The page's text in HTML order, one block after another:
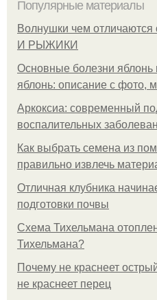
Популярные материалы
Волнушки чем
И РЫЖИКИ
Основные болезни яблонь
яблонь: описание с фото,
Аркоксиа: современный
воспалительных
Как выбрать семена из
правильно извлечь
Отличная клубника
подготовки почвы
Схема Тихельмана
Тихельмана?
Почему не краснеет
не краснеет перец